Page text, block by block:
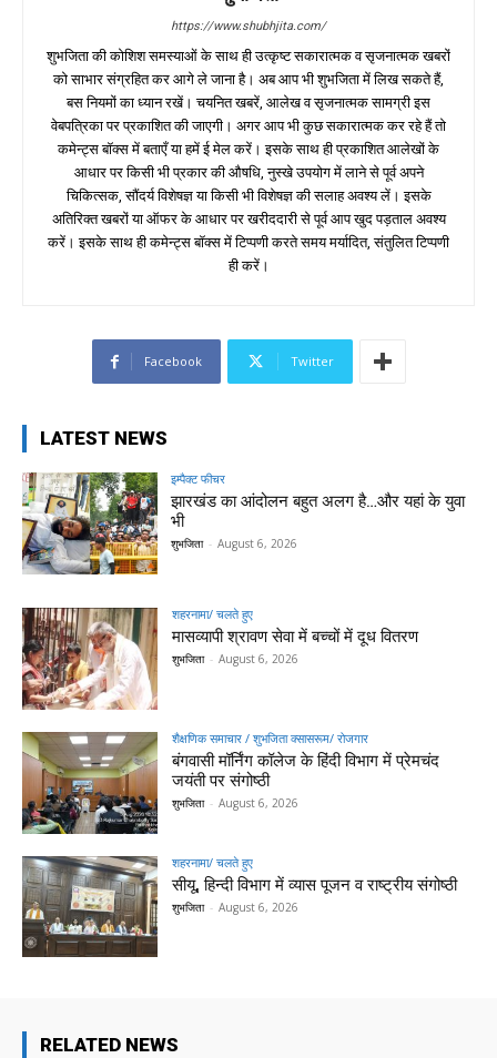
https://www.shubhjita.com/
शुभजिता की कोशिश समस्याओं के साथ ही उत्कृष्ट सकारात्मक व सृजनात्मक खबरों
को साभार संग्रहित कर आगे ले जाना है। अब आप भी शुभजिता में लिख सकते हैं,
बस नियमों का ध्यान रखें। चयनित खबरें, आलेख व सृजनात्मक सामग्री इस
वेबपत्रिका पर प्रकाशित की जाएगी। अगर आप भी कुछ सकारात्मक कर रहे हैं तो
कमेन्ट्स बॉक्स में बताएँ या हमें ई मेल करें। इसके साथ ही प्रकाशित आलेखों के
आधार पर किसी भी प्रकार की औषधि, नुस्खे उपयोग में लाने से पूर्व अपने
चिकित्सक, सौंदर्य विशेषज्ञ या किसी भी विशेषज्ञ की सलाह अवश्य लें। इसके
अतिरिक्त खबरों या ऑफर के आधार पर खरीददारी से पूर्व आप खुद पड़ताल अवश्य
करें। इसके साथ ही कमेन्ट्स बॉक्स में टिप्पणी करते समय मर्यादित, संतुलित टिप्पणी
ही करें।
Facebook Twitter
LATEST NEWS
इम्पैक्ट फीचर
झारखंड का आंदोलन बहुत अलग है…और यहां के युवा
भी
शुभजिता - August 6, 2026
शहरनामा/ चलते हुए
मासव्यापी श्रावण सेवा में बच्चों में दूध वितरण
शुभजिता - August 6, 2026
शैक्षणिक समाचार / शुभजिता क्सासरूम/ रोजगार
बंगवासी मॉर्निंग कॉलेज के हिंदी विभाग में प्रेमचंद
जयंती पर संगोष्ठी
शुभजिता - August 6, 2026
शहरनामा/ चलते हुए
सीयू, हिन्दी विभाग में व्यास पूजन व राष्ट्रीय संगोष्ठी
शुभजिता - August 6, 2026
RELATED NEWS